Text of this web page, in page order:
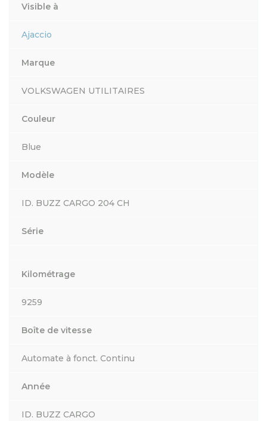
Visible à
Ajaccio
Marque
VOLKSWAGEN UTILITAIRES
Couleur
Blue
Modèle
ID. BUZZ CARGO 204 CH
Série
Kilométrage
9259
Boîte de vitesse
Automate à fonct. Continu
Année
ID. BUZZ CARGO